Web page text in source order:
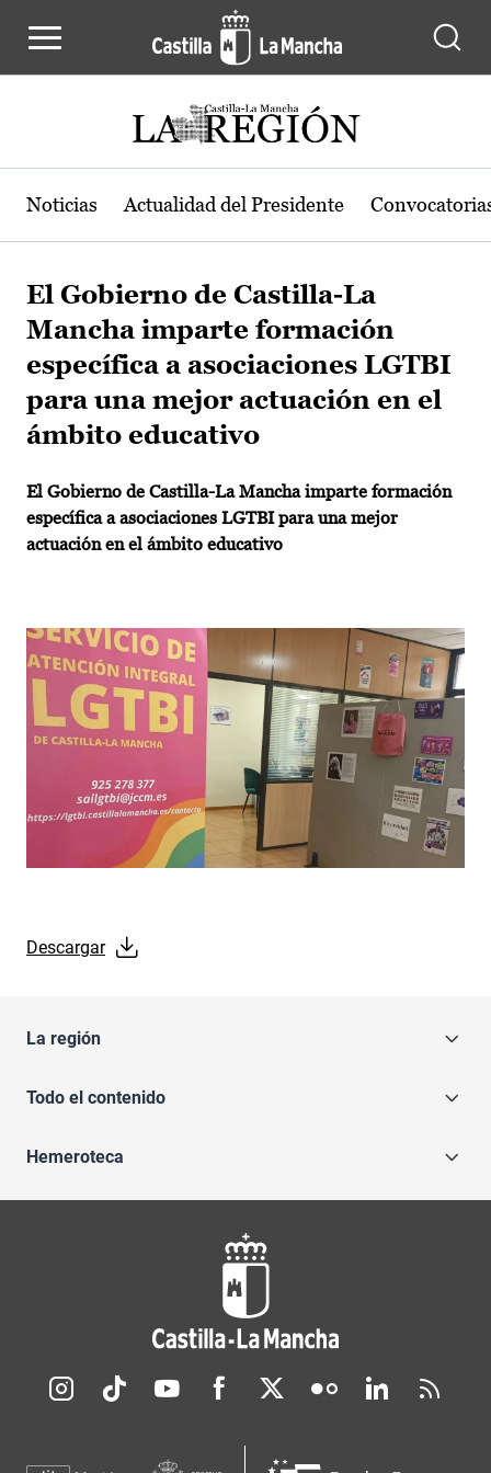
Noticias Actualidad del Presidente
El Gobierno de Castilla-La
Mancha imparte formación
específica a asociaciones LGTBI
para una mejor actuación en el
ámbito educativo
El Gobierno de Castilla-La Mancha imparte formación
específica a asociaciones LGTBI para una mejor
actuación en el ámbito educativo
Descargar
La región
Todo el contenido
Hemeroteca
Redes sociales JCCM